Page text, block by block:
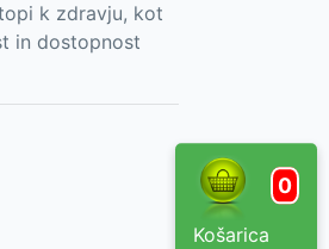
0
Košarica
k zdravju, kot
in dostopnost